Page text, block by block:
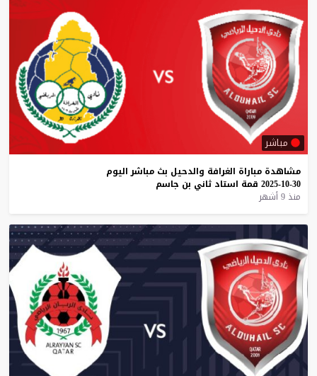
مباشر
مشاهدة مباراة الغرافة والدحيل بث مباشر اليوم
30-10-2025
قمة استاد ثاني بن جاسم
منذ 9 أشهر